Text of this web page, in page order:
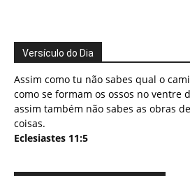
Versículo do Dia
Assim como tu não sabes qual o
como se formam os ossos no ventre
assim também não sabes as obras
coisas.
Eclesiastes 11:5